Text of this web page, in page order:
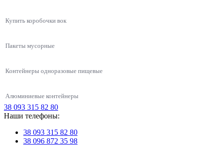
Купить коробочки вок
Пакеты мусорные
Контейнеры одноразовые пищевые
Алюминиевые контейнеры
Моющее средство 5 литров
Упаковки для азиатской кухни
Одноразовые контейнеры
Упаковки для салата
Подставка для пиццы белая, 500 шт/уп
Подложка из вспененного полистирола М3-16 (222х133х16 мм) БЕЛАЯ,
Серебряные материалы для упаковки и запекания
Красные одноразовые стаканы 270мл
38 093 315 82 80
Наши телефоны:
38 093 315 82 80
38 096 872 35 98